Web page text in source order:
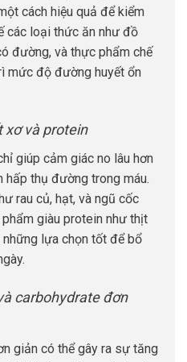
cách hiệu quả để kiểm
các loại thức ăn như đồ
đường, và thực phẩm chế
mức độ đường huyết ổn
xơ và protein
giúp cảm giác no lâu hơn
hấp thụ đường trong máu.
rau củ, hạt, và ngũ cốc
giàu protein như thịt
những lựa chọn tốt để bổ
carbohydrate đơn
giản có thể gây ra sự tăng